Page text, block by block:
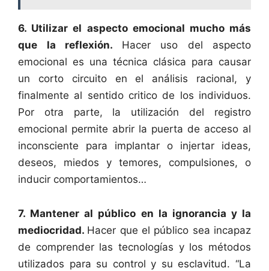
6. Utilizar el aspecto emocional mucho más
que la reflexión. Hacer uso del aspecto
emocional es una técnica clásica para causar
un corto circuito en el análisis racional, y
finalmente al sentido critico de los individuos.
Por otra parte, la utilización del registro
emocional permite abrir la puerta de acceso al
inconsciente para implantar o injertar ideas,
deseos, miedos y temores, compulsiones, o
inducir comportamientos…
7. Mantener al público en la ignorancia y la
mediocridad. Hacer que el público sea incapaz
de comprender las tecnologías y los métodos
utilizados para su control y su esclavitud. “La